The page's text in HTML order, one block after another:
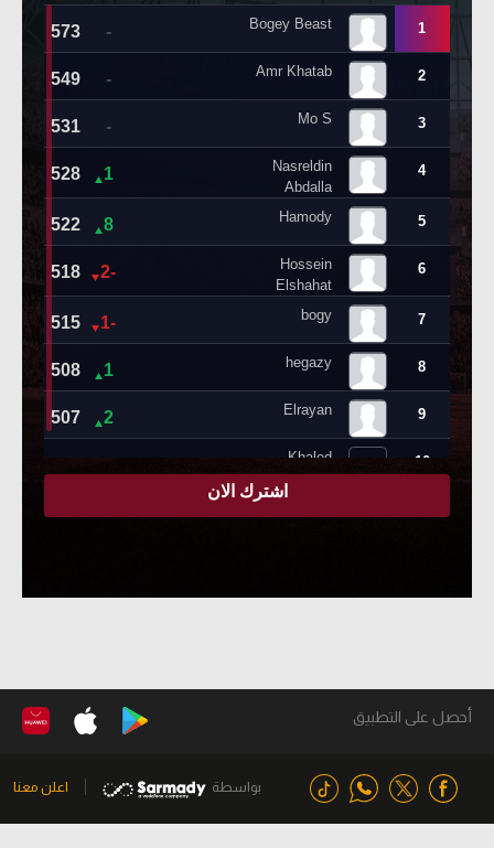
أحصل على التطبيق
بواسطة اعلن معنا